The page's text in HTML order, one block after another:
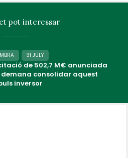
pot interessar
31 JULY
de 502,7 M€ anunciada
consolidar aquest
inversor